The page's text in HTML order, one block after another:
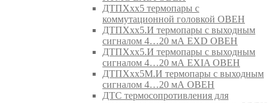
ДТПХхх5 термопары с
коммутационной головкой ОВЕН
ДТПХхх5.И термопары с выходным
сигналом 4…20 мА EXD ОВЕН
ДТПХхх5.И термопары с выходным
сигналом 4…20 мА EXIA ОВЕН
ДТПХхх5М.И термопары с выходным
сигналом 4…20 мА ОВЕН
ДТС термосопротивления для